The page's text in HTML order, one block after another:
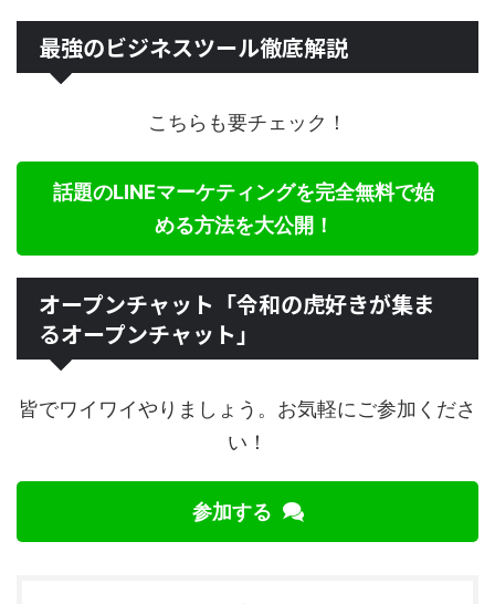
最強のビジネスツール徹底解説
こちらも要チェック！
話題のLINEマーケティングを完全無料で始
める方法を大公開！
オープンチャット「令和の虎好きが集ま
るオープンチャット」
皆でワイワイやりましょう。お気軽にご参加くださ
い！
参加する